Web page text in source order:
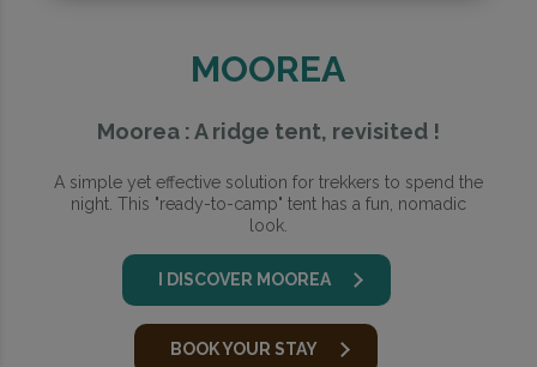
MOOREA
Moorea : A ridge tent, revisited !
A simple yet effective solution for trekkers to spend the
night. This "ready-to-camp" tent has a fun, nomadic
look.
I DISCOVER MOOREA
BOOK YOUR STAY